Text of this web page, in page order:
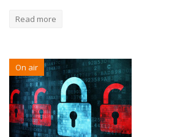
Read more
On air